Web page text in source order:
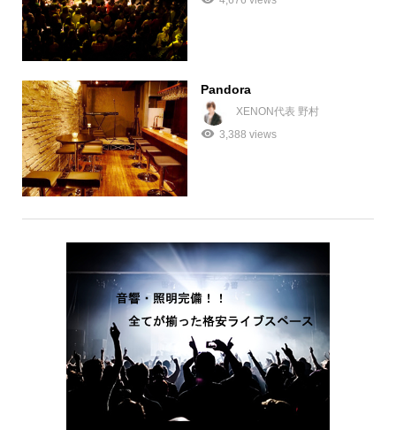
Pandora
XENON代表 野村
3,388 views